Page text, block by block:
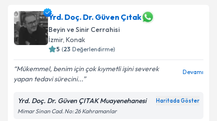
için bir takvim hazırlandığında e-posta ile
bilgilendireceğiz.
E-posta Adresiniz
Metni'ni okudum ve kişisel verilerimin belirtilen
kapsamda işlenmesini kabul ediyorum.
Yrd. Doç. Dr. Güven Çıtak
Beyin ve Sinir Cerrahisi
İzmir, Konak
5 (23 Değerlendirme)
Mükemmel, benim için çok kıymetli işini severek
yapan tedavi sürecini...
Devamı
Yrd. Doç. Dr. Güven ÇITAK Muayenehanesi Haritada Göster
Mimar Sinan Cad. No: 26 Kahramanlar